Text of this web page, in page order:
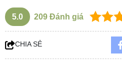
5.0 209 Đánh giá
CHIA SẺ